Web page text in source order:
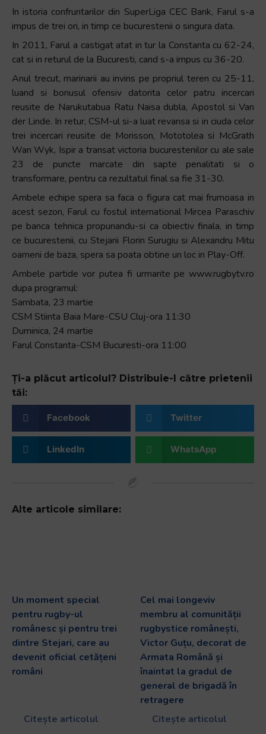
In istoria confruntarilor din SuperLiga CEC Bank, Farul s-a
impus de trei ori, in timp ce bucurestenii o singura data.
In 2011, Farul a castigat atat in tur la Constanta cu 62-24,
cat si in returul de la Bucuresti, cand s-a impus cu 36-20.
Anul trecut, marinarii au invins pe propriul teren cu 25-11,
luand si bonusul ofensiv datorita celor patru incercari
reusite de Narukutabua Ratu Naisa dubla, Apostol si Van
der Linde. In retur, CSM-ul si-a luat revansa si in ciuda celor
trei incercari reusite de Morisson, Mototolea si McGrath
Wan Wyk, Ispir a transat victoria bucurestenilor cu ale sale
23 de puncte marcate din sapte penalitati si o
transformare, pentru ca rezultatul final sa fie 31-30.
Ambele echipe spera sa faca o figura cat mai frumoasa in
acest sezon, Farul cu fostul international Mircea Paraschiv
pe banca tehnica propunandu-si ca obiectiv finala, in timp
ce bucurestenii, cu Stejarii Florin Surugiu si Alexandru Mitu
oameni de baza, spera sa poata obtine un loc in Play-Off.
Ambele partide vor putea fi urmarite pe www.rugbytv.ro
dupa programul:
Sambata, 23 martie
CSM Stiinta Baia Mare-CSU Cluj-ora 11:30
Duminica, 24 martie
Farul Constanta-CSM Bucuresti-ora 11:00
Ți-a plăcut articolul? Distribuie-l către prietenii
tăi:
Facebook Twitter
LinkedIn WhatsApp
Alte articole similare:
Un moment special
pentru rugby-ul
românesc și pentru trei
dintre Stejari, care au
devenit oficial cetățeni
români
Citește articolul
Cel mai longeviv
membru al comunității
rugbystice românești,
Victor Guțu, decorat de
Armata Română și
înaintat la gradul de
general de brigadă în
retragere
Citește articolul